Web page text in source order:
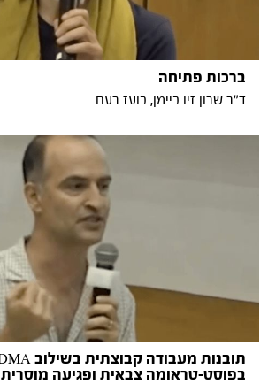
ברכות פתיחה
ד״ר שרון זיו ביימן, בועז רעם
בפוסט-טראומה צבאית ופגיעה מוסרית